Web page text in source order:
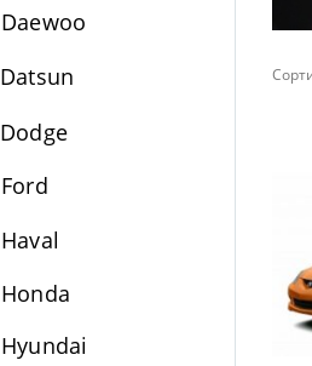
Daewoo
Datsun
Dodge
Ford
Haval
Honda
Hyundai